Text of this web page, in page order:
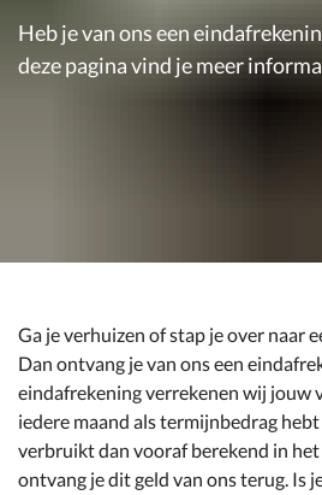
Heb je van ons een
deze pagina vind je meer
Ga je verhuizen of stap je over naar
Dan ontvang je van ons een
eindafrekening verrekenen wij jouw
iedere maand als termijnbedrag
verbruikt dan vooraf berekend in
ontvang je dit geld van ons terug. Is